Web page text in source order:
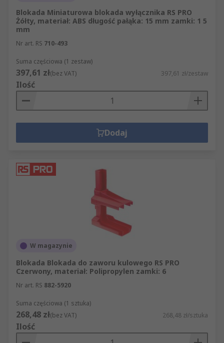
Blokada Miniaturowa blokada wyłącznika RS PRO
Żółty, materiał: ABS długość pałąka: 15 mm zamki: 1 5
mm
Nr art. RS 710-493
Suma częściowa (1 zestaw)
397,61 zł(bez VAT) 397,61 zł/zestaw
Ilość
Dodaj
W magazynie
Blokada Blokada do zaworu kulowego RS PRO
Czerwony, materiał: Polipropylen zamki: 6
Nr art. RS 882-5920
Suma częściowa (1 sztuka)
268,48 zł(bez VAT) 268,48 zł/sztuka
Ilość